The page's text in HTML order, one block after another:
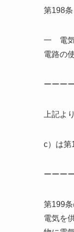
第198
一 電気
電路の
ーーー
上記よ
c）は第
ーーー
第199
電気を